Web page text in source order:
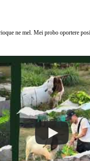
ne mel. Mei probo oportere